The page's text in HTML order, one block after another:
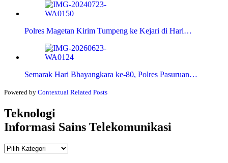
Polres Magetan Kirim Tumpeng ke Kejari di Hari…
Semarak Hari Bhayangkara ke-80, Polres Pasuruan…
Powered by Contextual Related Posts
Teknologi
Informasi Sains Telekomunikasi
Teknologi